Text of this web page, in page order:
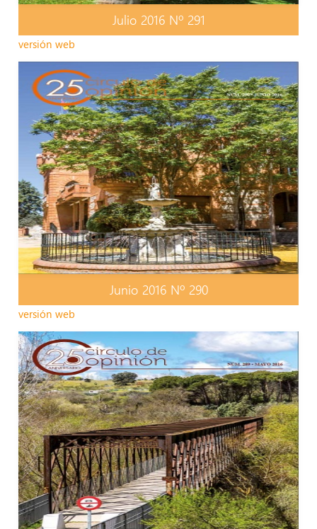
Julio 2016 Nº 291
versión web
Junio 2016 Nº 290
versión web